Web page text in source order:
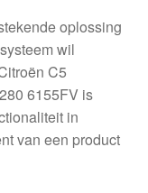
oplossing
wil
C5
6155FV is
in
van een product